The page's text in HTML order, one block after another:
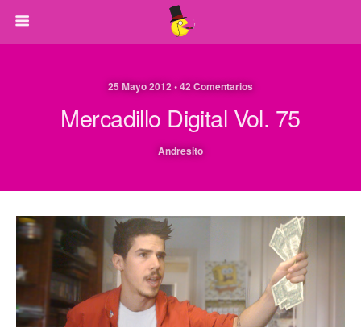
25 Mayo 2012 • 42 Comentarios
Mercadillo Digital Vol. 75
Andresito